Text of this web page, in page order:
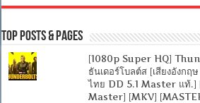
Top Posts & Pages
[1080p Super HQ]
ธันเดอร์โบลต์ส [เสียงอังก
ไทย DD 5.1 Master แท้.]
Master] [MKV]